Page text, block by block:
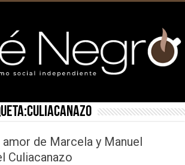
Culiacanazo
de Marcela y Manuel
Culiacanazo